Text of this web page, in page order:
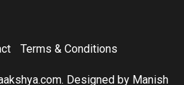
Terms & Conditions
Designed by Manish